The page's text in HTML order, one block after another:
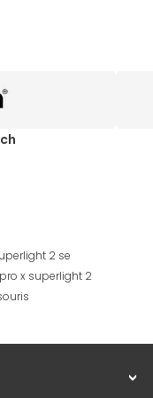
2 se
pro x superlight 2